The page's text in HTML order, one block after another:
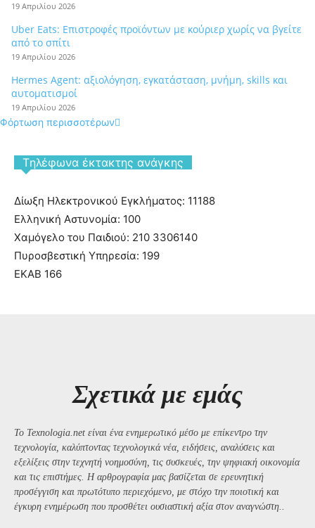
19 Απριλίου 2026
Uber Eats: Επιστροφές προϊόντων με κούριερ χωρίς να βγείτε
από το σπίτι
19 Απριλίου 2026
Hermes Agent: αξιολόγηση, εγκατάσταση, μνήμη, skills και
αυτοματισμοί
19 Απριλίου 2026
Φόρτωση περισσοτέρων
Tηλέφωνα έκτακτης ανάγκης
Δίωξη Ηλεκτρονικού Εγκλήματος: 11188
Ελληνική Αστυνομία: 100
Χαμόγελο του Παιδιού: 210 3306140
Πυροσβεστική Υπηρεσία: 199
ΕΚΑΒ 166
Σχετικά με εμάς
Το Texnologia.net είναι ένα ενημερωτικό μέσο με επίκεντρο την
τεχνολογία, καλύπτοντας τεχνολογικά νέα, ειδήσεις, αναλύσεις και
εξελίξεις στην τεχνητή νοημοσύνη, τις συσκευές, την ψηφιακή οικονομία
και τις επιστήμες. Η αρθρογραφία μας βασίζεται σε ερευνητική
προσέγγιση και πρωτότυπο περιεχόμενο, με στόχο την ποιοτική και
έγκυρη ενημέρωση που προσθέτει ουσιαστική αξία στον αναγνώστη..